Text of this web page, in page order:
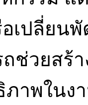
เปลี่ยน
ช่วยสร้
ภาพใน